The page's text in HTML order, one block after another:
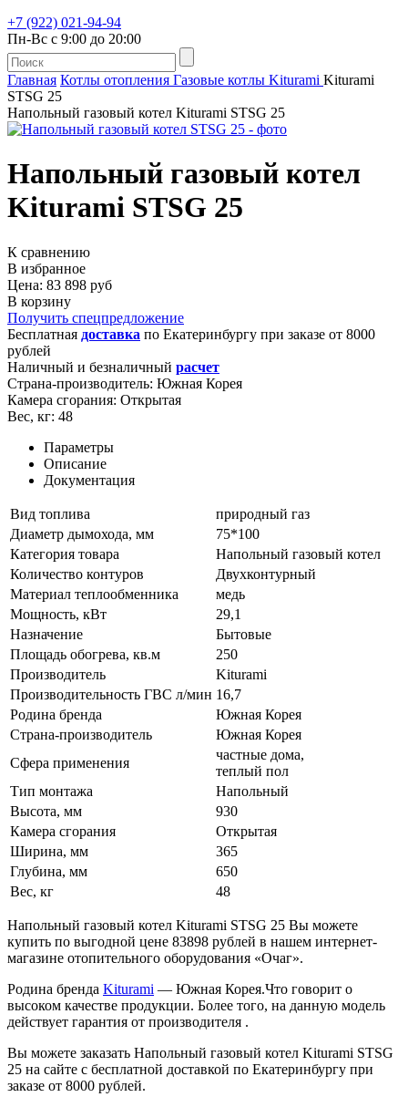
+7 (922) 021-94-94
Пн-Вс с 9:00 до 20:00
Главная Котлы отопления Газовые котлы Kiturami Kiturami
STSG 25
Напольный газовый котел Kiturami STSG 25
Напольный газовый котел
Kiturami STSG 25
К сравнению
В избранное
Цена: 83 898 руб
В корзину
Получить спецпредложение
Бесплатная доставка по Екатеринбургу при заказе от 8000
рублей
Наличный и безналичный расчет
Страна-производитель: Южная Корея
Камера сгорания: Открытая
Вес, кг: 48
Параметры
Описание
Документация
Вид топлива
природный газ
Диаметр дымохода, мм
75*100
Категория товара
Напольный газовый котел
Количество контуров
Двухконтурный
Материал теплообменника
медь
Мощность, кВт
29,1
Назначение
Бытовые
Площадь обогрева, кв.м
250
Производитель
Kiturami
Производительность ГВС л/мин 16,7
Родина бренда
Южная Корея
Страна-производитель
Южная Корея
Сфера применения
частные дома,
теплый пол
Тип монтажа
Напольный
Высота, мм
930
Камера сгорания
Открытая
Ширина, мм
365
Глубина, мм
650
Вес, кг
48
Напольный газовый котел Kiturami STSG 25 Вы можете
купить по выгодной цене 83898 рублей в нашем интернет-
магазине отопительного оборудования «Очаг».
Родина бренда Kiturami — Южная Корея.Что говорит о
высоком качестве продукции. Более того, на данную модель
действует гарантия от производителя .
Вы можете заказать Напольный газовый котел Kiturami STSG
25 на сайте с бесплатной доставкой по Екатеринбургу при
заказе от 8000 рублей.